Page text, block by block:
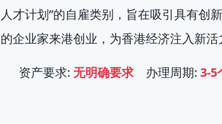
人才计划”的自雇类别，旨在吸引具有创
的企业家来港创业，为香港经济注入新活
资产要求: 无明确要求 办理周期: 3-5